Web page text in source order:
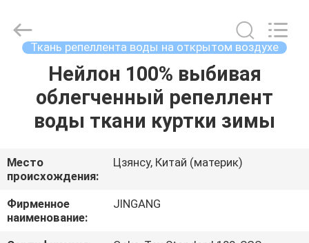
ПРОДУКТЫ
О
НАС
ПУТЕШЕСТВИЕ
Jingang
Textile
Co.,Ltd.
Ткань репеллента воды на открытом воздухе
Нейлон 100% выбивая
облегченный репеллент
воды ткани куртки зимы
Место
происхождения:
Цзянсу, Китай (материк)
Фирменное
наименование:
JINGANG